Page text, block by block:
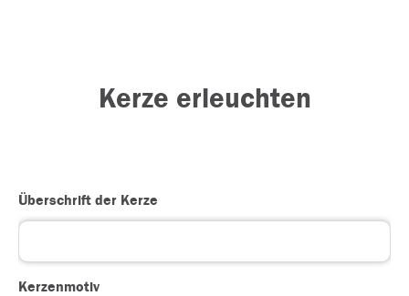
Kerze erleuchten
Überschrift der Kerze
Kerzenmotiv